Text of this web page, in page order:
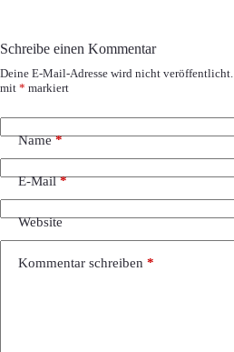
Schreibe einen Kommentar
Deine E-Mail-Adresse wird nicht veröffentlicht.
mit * markiert
Name*
E-Mail*
Website
Kommentar schreiben *